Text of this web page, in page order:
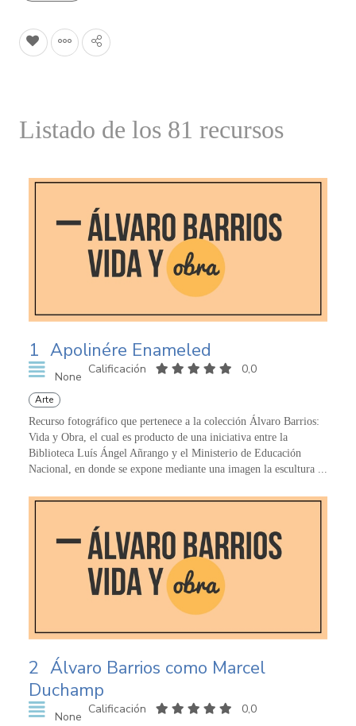
Listado de los 81 recursos
1 Apolinére Enameled
None
Calificación 0,0
Arte
Recurso fotográfico que pertenece a la colección Álvaro Barrios:
Vida y Obra, el cual es producto de una iniciativa entre la
Biblioteca Luís Ángel Añrango y el Ministerio de Educación
Nacional, en donde se expone mediante una imagen la escultura ...
2 Álvaro Barrios como Marcel
Duchamp
None
Calificación 0,0